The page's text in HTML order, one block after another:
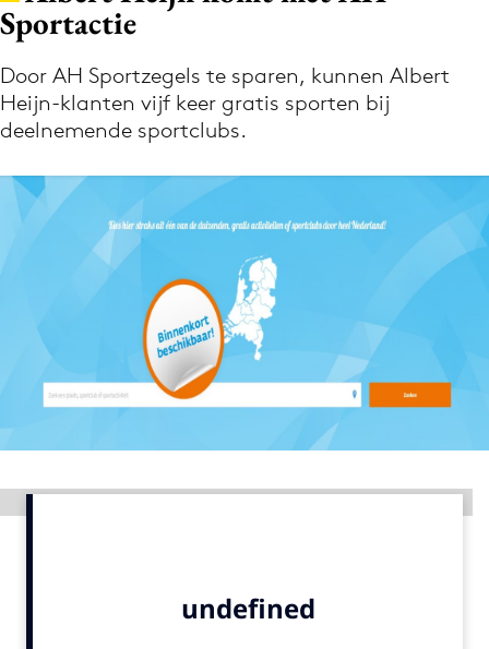
Volg het laatste nieuws via de Adformatie
Nieuws app
9 sept: GenAI-training
12 nov: MarketingLive!
Adverteren
Events
Opleidingen
Vacatures
Sportactie
Door AH Sportzegels te sparen, kunnen Albert
Heijn-klanten vijf keer gratis sporten bij
deelnemende sportclubs.